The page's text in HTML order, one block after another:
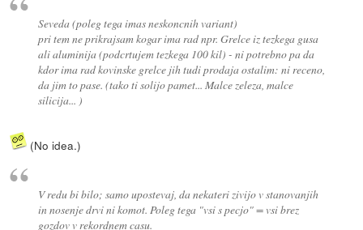
Seveda (poleg tega imas neskoncnih variant)
pri tem ne prikrajsam kogar ima rad npr. Grelce iz tezkega gusa
ali aluminija (podcrtujem tezkega 100 kil) - ni potrebno pa da
kdor ima rad kovinske grelce jih tudi prodaja ostalim: ni receno,
da jim to pase. (tako ti solijo pamet... Malce zeleza, malce
silicija... )
(No idea.)
V redu bi bilo; samo upostevaj, da nekateri zivijo v stanovanjih
in nosenje drvi ni komot. Poleg tega "vsi s pecjo" = vsi brez
gozdov v rekordnem casu.